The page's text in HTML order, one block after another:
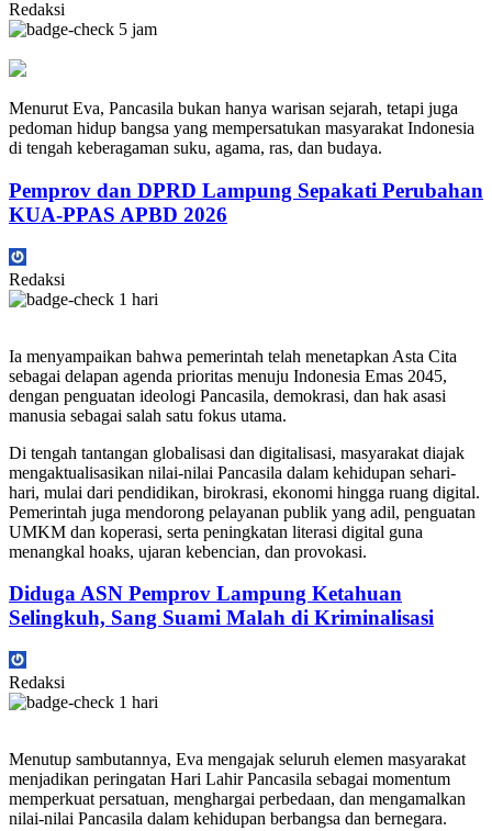
Redaksi
5 jam
Menurut Eva, Pancasila bukan hanya warisan sejarah, tetapi juga
pedoman hidup bangsa yang mempersatukan masyarakat Indonesia
di tengah keberagaman suku, agama, ras, dan budaya.
Pemprov dan DPRD Lampung Sepakati Perubahan
KUA-PPAS APBD 2026
Redaksi
1 hari
Ia menyampaikan bahwa pemerintah telah menetapkan Asta Cita
sebagai delapan agenda prioritas menuju Indonesia Emas 2045,
dengan penguatan ideologi Pancasila, demokrasi, dan hak asasi
manusia sebagai salah satu fokus utama.
Di tengah tantangan globalisasi dan digitalisasi, masyarakat diajak
mengaktualisasikan nilai-nilai Pancasila dalam kehidupan sehari-
hari, mulai dari pendidikan, birokrasi, ekonomi hingga ruang digital.
Pemerintah juga mendorong pelayanan publik yang adil, penguatan
UMKM dan koperasi, serta peningkatan literasi digital guna
menangkal hoaks, ujaran kebencian, dan provokasi.
Diduga ASN Pemprov Lampung Ketahuan
Selingkuh, Sang Suami Malah di Kriminalisasi
Redaksi
1 hari
Menutup sambutannya, Eva mengajak seluruh elemen masyarakat
menjadikan peringatan Hari Lahir Pancasila sebagai momentum
memperkuat persatuan, menghargai perbedaan, dan mengamalkan
nilai-nilai Pancasila dalam kehidupan berbangsa dan bernegara.